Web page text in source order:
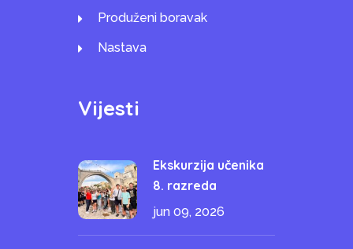
Produženi boravak
Nastava
Vijesti
Ekskurzija učenika
8. razreda
jun 09, 2026